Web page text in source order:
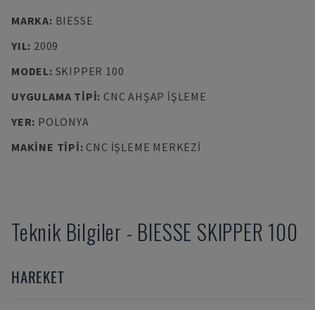
MARKA: BIESSE
YIL: 2009
MODEL: SKIPPER 100
UYGULAMA TIPI: CNC AHŞAP İŞLEME
YER: POLONYA
MAKINE TIPI: CNC İŞLEME MERKEZI
Teknik Bilgiler - BIESSE SKIPPER 100
HAREKET